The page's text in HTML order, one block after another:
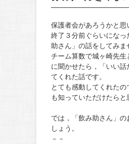
保護者会があろうかと思
終了３分前ぐらいになっ
助さん」の話をしてみま
チーム算数で城ヶ崎先生
に聞かせたら，「いい話
てくれた話です。
とても感動してくれたの
も知っていただけたらと
では，「飲み助さん」の
しょう。
－－